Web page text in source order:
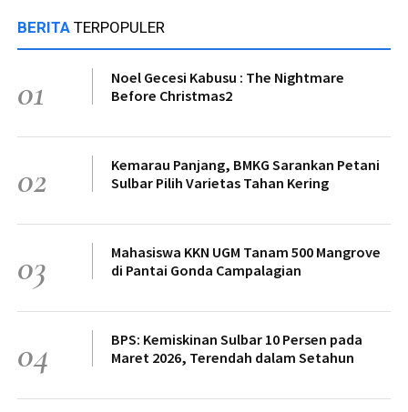
BERITA TERPOPULER
01
Noel Gecesi Kabusu : The Nightmare
Before Christmas2
02
Kemarau Panjang, BMKG Sarankan Petani
Sulbar Pilih Varietas Tahan Kering
03
Mahasiswa KKN UGM Tanam 500 Mangrove
di Pantai Gonda Campalagian
04
BPS: Kemiskinan Sulbar 10 Persen pada
Maret 2026, Terendah dalam Setahun